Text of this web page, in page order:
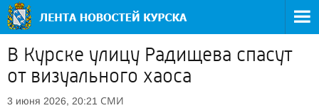
В Курске улицу Радищева спасут
от визуального хаоса
3 июня 2026, 20:21 СМИ